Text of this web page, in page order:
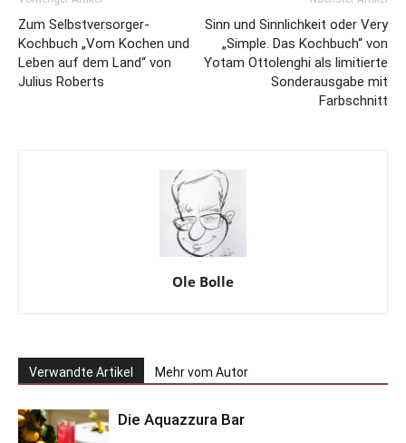
Zum Selbstversorger-
Kochbuch „Vom Kochen und
Leben auf dem Land“ von
Julius Roberts
Sinn und Sinnlichkeit oder Very
„Simple. Das Kochbuch“ von
Yotam Ottolenghi als limitierte
Sonderausgabe mit
Farbschnitt
Ole Bolle
Verwandte Artikel Mehr vom Autor
Die Aquazzura Bar